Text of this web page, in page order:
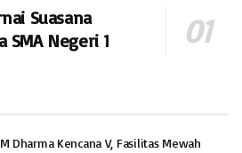
Suasana
SMA Negeri 1
Dharma Kencana V, Fasilitas Mewah